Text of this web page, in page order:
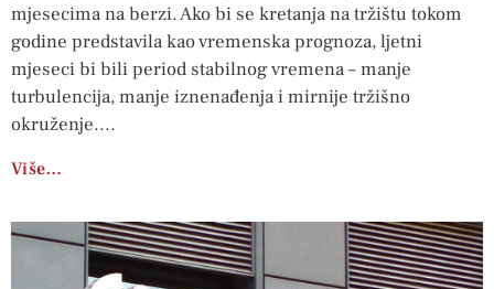
mjesecima na berzi. Ako bi se kretanja na tržištu tokom
godine predstavila kao vremenska prognoza, ljetni
mjeseci bi bili period stabilnog vremena – manje
turbulencija, manje iznenađenja i mirnije tržišno
okruženje.
Više…